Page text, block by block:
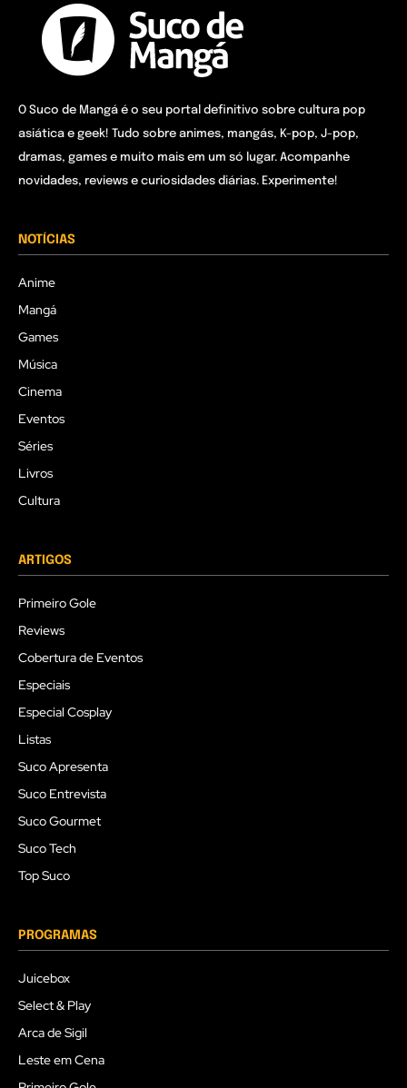
O Suco de Mangá é o seu portal definitivo sobre cultura pop
asiática e geek! Tudo sobre animes, mangás, K-pop, J-pop,
dramas, games e muito mais em um só lugar. Acompanhe
novidades, reviews e curiosidades diárias. Experimente!
NOTÍCIAS
Anime
Mangá
Games
Música
Cinema
Eventos
Séries
Livros
Cultura
ARTIGOS
Primeiro Gole
Reviews
Cobertura de Eventos
Especiais
Especial Cosplay
Listas
Suco Apresenta
Suco Entrevista
Suco Gourmet
Suco Tech
Top Suco
PROGRAMAS
Juicebox
Select & Play
Arca de Sigil
Leste em Cena